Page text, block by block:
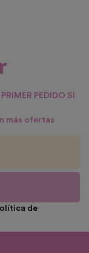
PEDIDO SI
más ofertas
de